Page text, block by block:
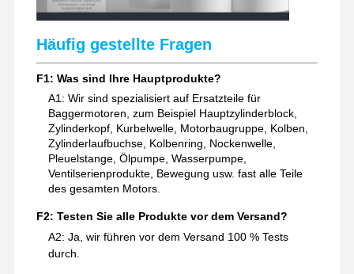
Häufig gestellte Fragen
F1: Was sind Ihre Hauptprodukte?
A1: Wir sind spezialisiert auf Ersatzteile für
Baggermotoren, zum Beispiel Hauptzylinderblock,
Zylinderkopf, Kurbelwelle, Motorbaugruppe, Kolben,
Zylinderlaufbuchse, Kolbenring, Nockenwelle,
Pleuelstange, Ölpumpe, Wasserpumpe,
Ventilserienprodukte, Bewegung usw. fast alle Teile
des gesamten Motors.
F2: Testen Sie alle Produkte vor dem Versand?
A2: Ja, wir führen vor dem Versand 100 % Tests
durch.